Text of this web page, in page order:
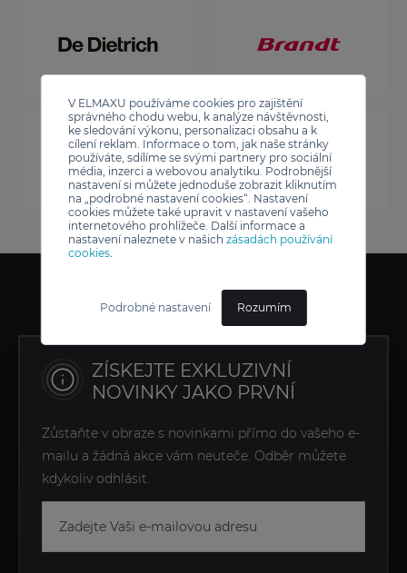
V ELMAXU používáme cookies pro zajištění
správného chodu webu, k analýze návštěvnosti,
ke sledování výkonu, personalizaci obsahu a k
cílení reklam. Informace o tom, jak naše stránky
používáte, sdílíme se svými partnery pro sociální
média, inzerci a webovou analytiku. Podrobnější
nastavení si můžete jednoduše zobrazit kliknutím
na „podrobné nastavení cookies“. Nastavení
cookies můžete také upravit v nastavení vašeho
internetového prohlížeče. Další informace a
nastavení naleznete v našich zásadách používání
cookies.
Podrobné nastavení Rozumím
ZÍSKEJTE EXKLUZIVNÍ
NOVINKY JAKO PRVNÍ
Zůstaňte v obraze s novinkami přímo do vašeho e-
mailu a žádná akce vám neuteče. Odběr můžete
kdykoliv odhlásit.